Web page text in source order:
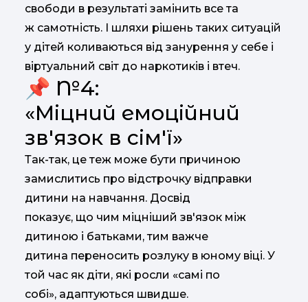
свободи в результаті замінить все та
ж самотність. І шляхи рішень таких ситуацій
у дітей коливаються від занурення у себе і
віртуальний світ до наркотиків і втеч.
📌 №4:
«Міцний емоційний
зв'язок в сім'ї»
Так-так, це теж може бути причиною
замислитись про відстрочку відправки
дитини на навчання. Досвід
показує, що чим міцніший зв'язок між
дитиною і батьками, тим важче
дитина переносить розлуку в юному віці. У
той час як діти, які росли «самі по
собі», адаптуються швидше.